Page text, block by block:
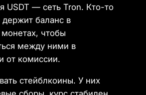
USDT — сеть Tron. Кто-то
держит баланс в
чтобы
между ними в
от комиссии.
стейблкоины. У них